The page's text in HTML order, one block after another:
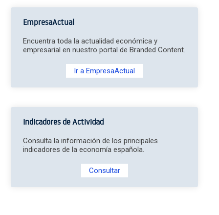
EmpresaActual
Encuentra toda la actualidad económica y
empresarial en nuestro portal de Branded Content.
Ir a EmpresaActual
Indicadores de Actividad
Consulta la información de los principales
indicadores de la economía española.
Consultar